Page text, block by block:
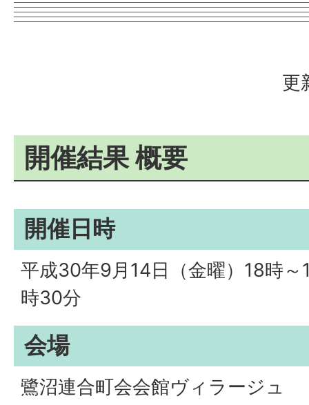
更
開催結果 概要
開催日時
平成30年9月14日（金曜）18時～
時30分
会場
鷺沼連合町会会館ヴィラージュ